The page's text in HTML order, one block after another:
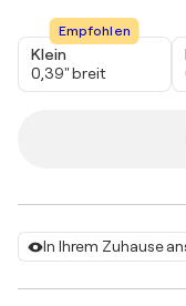
In Ihrem Zuhause
Empfohlen
Klein
0,39" breit